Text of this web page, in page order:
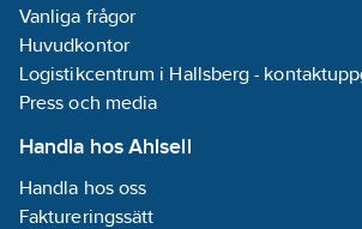
Vanliga frågor
Huvudkontor
Logistikcentrum i Hallsberg -
Press och media
Handla hos Ahlsell
Handla hos oss
Faktureringssätt